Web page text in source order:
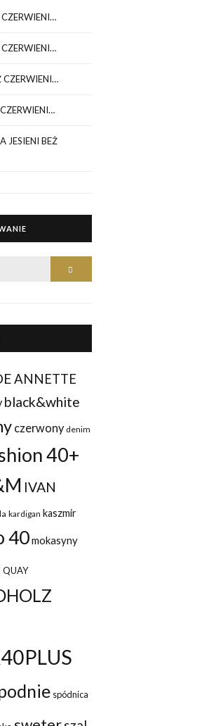
CZERWIENI…
CZERWIENI…
CZERWIENI…
JESIENI BEŻ
ANNETTE
black&white
czerwony denim
40+
IVAN
kardigan kaszmir
40mokasyny
QUAY
spódnica